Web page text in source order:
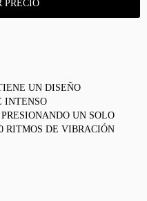
UN DISEÑO
INTENSO
UN SOLO
RITMOS DE VIBRACIÓN